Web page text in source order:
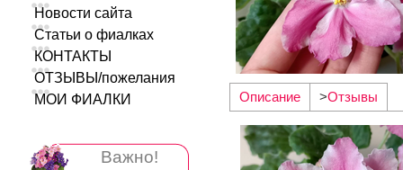
Новости сайта
Статьи о фиалках
КОНТАКТЫ
ОТЗЫВЫ/пожелания
МОИ ФИАЛКИ
Важно!
Описание >Отзывы